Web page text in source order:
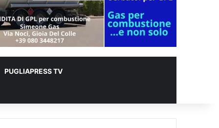
PUGLIAPRESS TV